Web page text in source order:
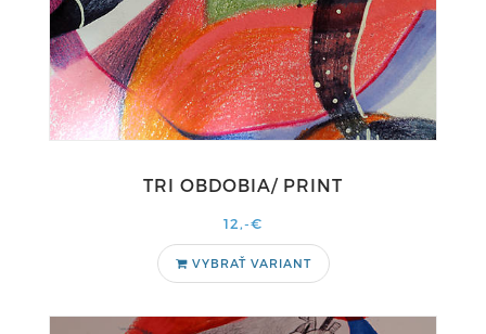
TRI OBDOBIA/ PRINT
12,-€
VYBRAŤ VARIANT